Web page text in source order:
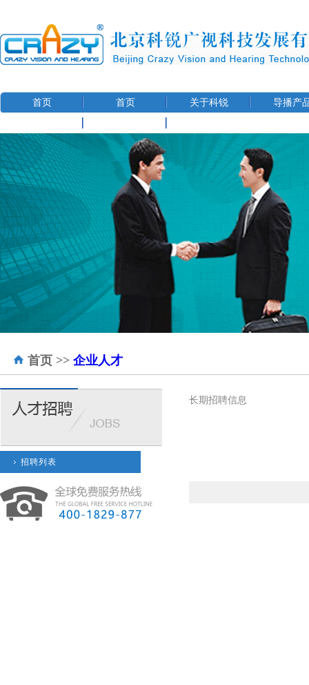
首页 首页 关于科锐
导播产
首页 >> 企业人才
招聘列表
长期招聘信息